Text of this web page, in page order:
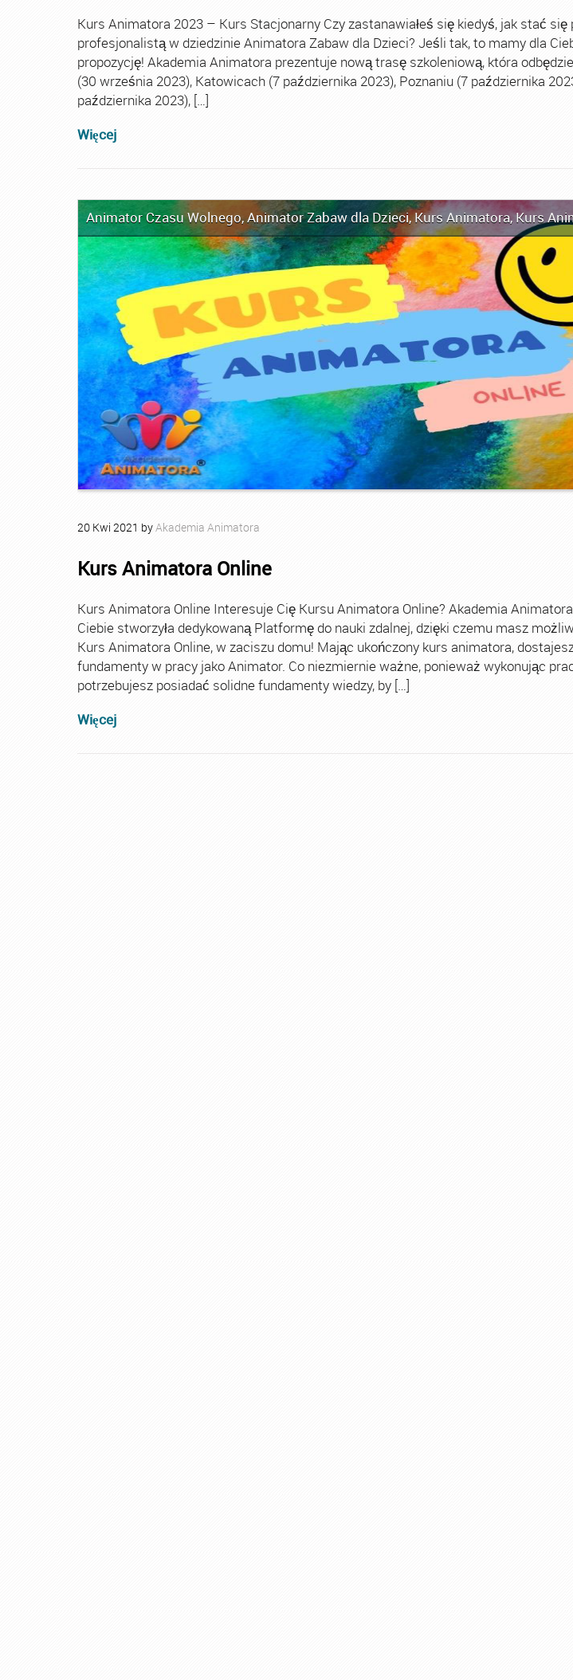
Kurs Animatora 2023 – Kurs Stacjonarny Czy zastanawiałeś się kiedyś, jak stać
profesjonalistą w dziedzinie Animatora Zabaw dla Dzieci? Jeśli tak, to mamy dla
propozycję! Akademia Animatora prezentuje nową trasę szkoleniową, która
(30 września 2023), Katowicach (7 października 2023), Poznaniu (7 października
października 2023), […]
Więcej
Animator Czasu Wolnego,Animator Zabaw dla Dzieci,Kurs Animatora,Kurs
20 Kwi 2021 byAkademia Animatora
Kurs Animatora Online
Kurs Animatora Online Interesuje Cię Kursu Animatora Online? Akademia
Ciebie stworzyła dedykowaną Platformę do nauki zdalnej, dzięki czemu masz
Kurs Animatora Online, w zaciszu domu! Mając ukończony kurs animatora,
fundamenty w pracy jako Animator. Co niezmiernie ważne, ponieważ wykonując
potrzebujesz posiadać solidne fundamenty wiedzy, by […]
Więcej